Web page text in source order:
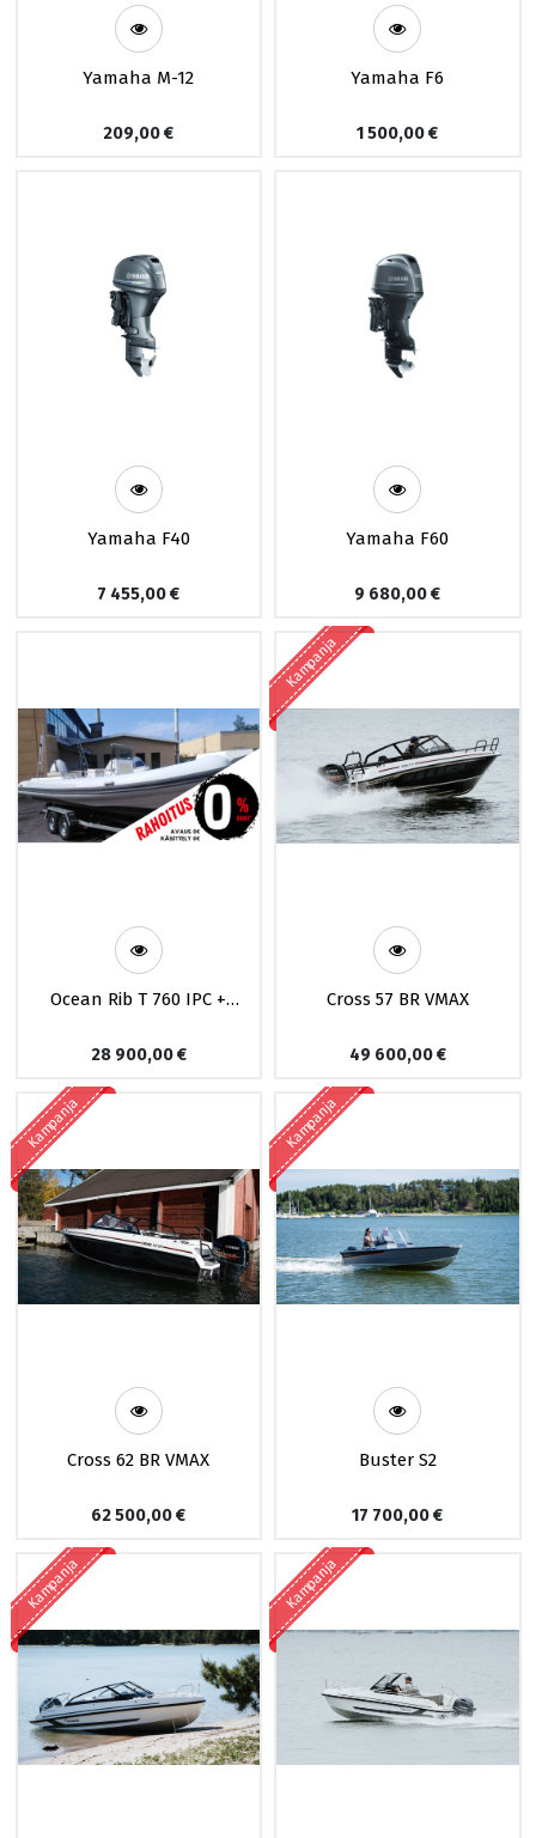
Yamaha M-12
209,00€
Yamaha F6
1 500,00€
Yamaha F40
7 455,00€
Yamaha F60
9 680,00€
Ocean Rib T 760 IPC +
28 900,00€
Kampanja
Cross 57 BR VMAX
49 600,00€
Kampanja
Cross 62 BR VMAX
62 500,00€
Kampanja
Buster S2
17 700,00€
Kampanja Kampanja